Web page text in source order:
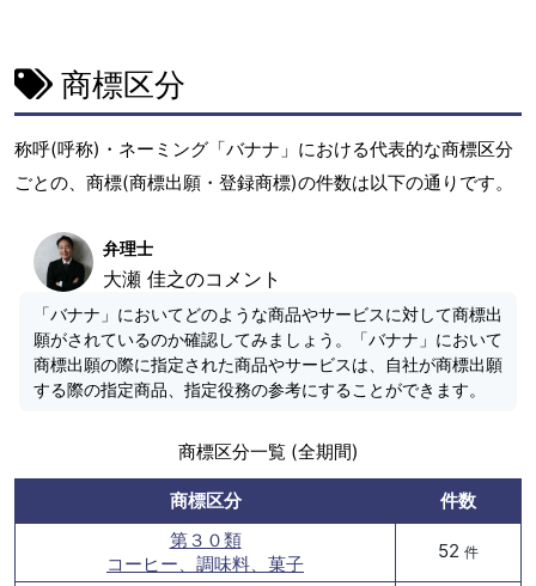
商標区分
称呼(呼称)・ネーミング「バナナ」における代表的な商標区分
ごとの、商標(商標出願・登録商標)の件数は以下の通りです。
弁理士
大瀬 佳之のコメント
「バナナ」においてどのような商品やサービスに対して商標出
願がされているのか確認してみましょう。「バナナ」において
商標出願の際に指定された商品やサービスは、自社が商標出願
する際の指定商品、指定役務の参考にすることができます。
商標区分一覧 (全期間)
商標区分
件数
第３０類
コーヒー、調味料、菓子
52 件